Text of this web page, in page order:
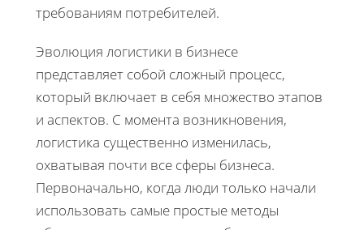
требованиям потребителей.
Эволюция логистики в бизнесе
представляет собой сложный процесс,
который включает в себя множество этапов
и аспектов. С момента возникновения,
логистика существенно изменилась,
охватывая почти все сферы бизнеса.
Первоначально, когда люди только начали
использовать самые простые методы